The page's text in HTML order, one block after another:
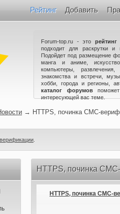
Рейтинг Добавить
Forum-top.ru - это
подходит для раскрутки и
Подойдет под размещение
манга и аниме,
компьютеры,
знакомства и встречи,
хобби, города и регионы,
каталог форумов
интересующей вас теме.
→ HTTPS, починка СМС-
HTTPS, починка
HTTPS, починка СМС-